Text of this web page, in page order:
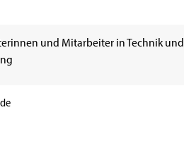
und Mitarbeiter in Technik und